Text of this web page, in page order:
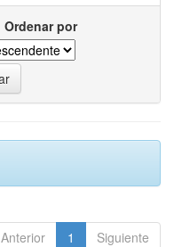
Ordenar por
Anterior 1 Siguiente